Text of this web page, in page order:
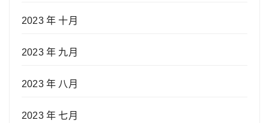
2023 年 十月
2023 年 九月
2023 年 八月
2023 年 七月